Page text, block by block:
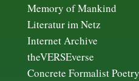
Memory of Mankind
Literatur im Netz
Internet Archive
theVERSEverse
Concrete Formalist Poetry